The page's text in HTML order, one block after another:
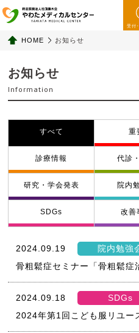
受付
HOME お知らせ
お知らせ
Information
すべて 重
診療情報 代診
研究・学会発表 院内
SDGs 改善
2024.09.19
院内勉強
骨粗鬆症セミナー「骨粗鬆症
2024.09.18
SDGs
2024年第1回こども服リユー